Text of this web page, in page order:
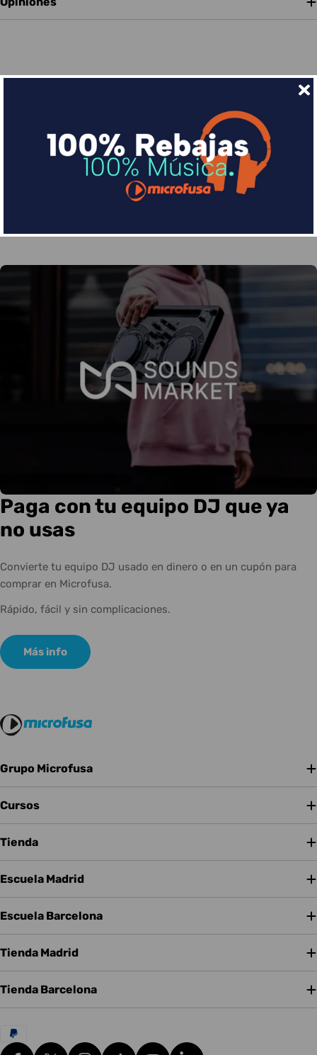
Financia tus compras con Sequra
Divide en 3 sin coste o hasta en 18 meses por una
pequeña cuota al mes con Sequra
Más info
Paga con tu equipo DJ que ya
no usas
Convierte tu equipo DJ usado en dinero o en un cupón para
comprar en Microfusa.
Rápido, fácil y sin complicaciones.
Más info
Grupo Microfusa
Cursos
Tienda
Escuela Madrid
Escuela Barcelona
Tienda Madrid
Tienda Barcelona
Métodos
de